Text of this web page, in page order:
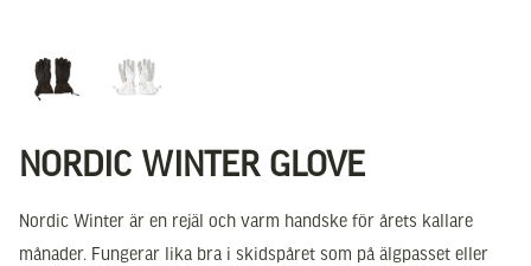
NORDIC WINTER GLOVE
Nordic Winter är en rejäl och varm handske för årets kallare
månader. Fungerar lika bra i skidspåret som på älgpasset eller